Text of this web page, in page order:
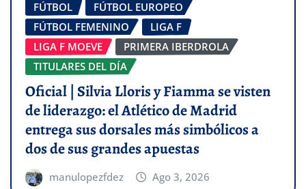
FÚTBOL
FÚTBOL EUROPEO
FÚTBOL FEMENINO
LIGA F
LIGA F MOEVE
PRIMERA IBERDROLA
TITULARES DEL DÍA
Oficial | Silvia Lloris y Fiamma se visten
de liderazgo: el Atlético de Madrid
entrega sus dorsales más simbólicos a
dos de sus grandes apuestas
manulopezfdez Ago 3, 2026